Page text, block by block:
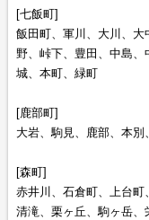
[七飯町]
飯田町、軍川、大川、
野、峠下、豊田、中島
城、本町、緑町
[鹿部町]
大岩、駒見、鹿部、本別
[森町]
赤井川、石倉町、上台町
清滝、栗ヶ丘、駒ヶ岳、